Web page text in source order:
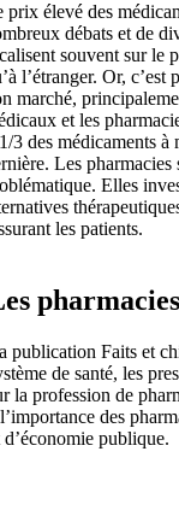
prix élevé des
débats et de
souvent sur le
l’étranger. Or, c’est
marché,
et les
3 des médicaments
Les
Elles
les patients.
pharmacies
publication Faits et
de santé, les
la profession de
des
d’économie publique.